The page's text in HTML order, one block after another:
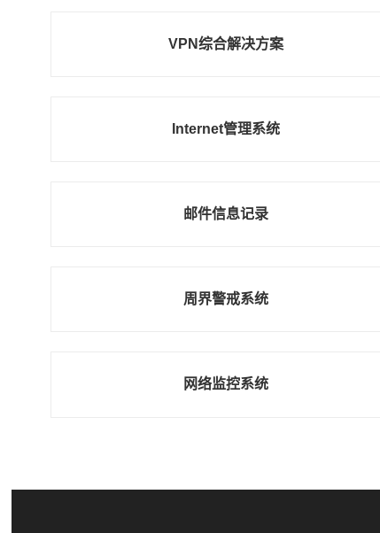
VPN综合解决方案
Internet管理系统
邮件信息记录
周界警戒系统
网络监控系统